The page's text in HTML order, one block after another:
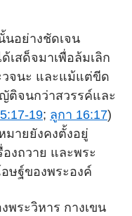
นอย่างชัดเจน
เสด็จมาเพื่อล้มเลิก
จนะ และแม้แต่ขีด
ติจนกว่าสวรรค์และ
19; ลูกา 16:17)
ายยังคงตั้งอยู่
งถวาย และพระ
ษฐ์ของพระองค์
พระวิหาร กางเขน